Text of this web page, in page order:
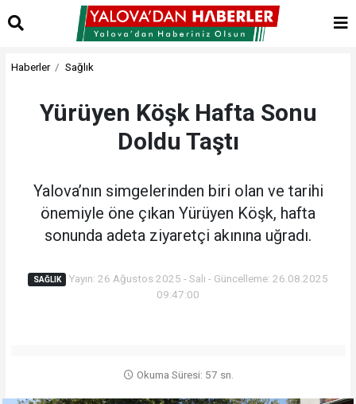
Haberler Sağlık
Yürüyen Köşk Hafta Sonu
Doldu Taştı
Yalova’nın simgelerinden biri olan ve tarihi
önemiyle öne çıkan Yürüyen Köşk, hafta
sonunda adeta ziyaretçi akınına uğradı.
SAĞLIK
Yayın: 26 Ağustos 2025 - Salı - Güncelleme: 26.08.2025
09:47:00
Okuma Süresi: 57 sn.